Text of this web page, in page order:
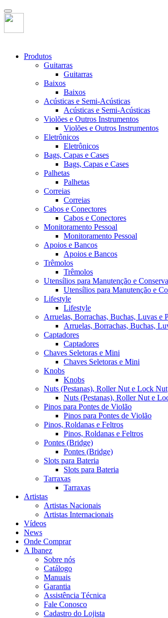
Produtos
Guitarras
Guitarras
Baixos
Baixos
Acústicas e Semi-Acústicas
Acústicas e Semi-Acústicas
Violões e Outros Instrumentos
Violões e Outros Instrumentos
Eletrônicos
Eletrônicos
Bags, Capas e Cases
Bags, Capas e Cases
Palhetas
Palhetas
Correias
Correias
Cabos e Conectores
Cabos e Conectores
Monitoramento Pessoal
Monitoramento Pessoal
Apoios e Bancos
Apoios e Bancos
Trêmolos
Trêmolos
Utensílios para Manutenção e
Utensílios para Manutenção e
Lifestyle
Lifestyle
Arruelas, Borrachas, Buchas, Luvas e
Arruelas, Borrachas, Buchas,
Captadores
Captadores
Chaves Seletoras e Mini
Chaves Seletoras e Mini
Knobs
Knobs
Nuts (Pestanas), Roller Nut e Lock Nut
Nuts (Pestanas), Roller Nut e
Pinos para Pontes de Violão
Pinos para Pontes de Violão
Pinos, Roldanas e Feltros
Pinos, Roldanas e Feltros
Pontes (Bridge)
Pontes (Bridge)
Slots para Bateria
Slots para Bateria
Tarraxas
Tarraxas
Artistas
Artistas Nacionais
Artistas Internacionais
Vídeos
News
Onde Comprar
A Ibanez
Sobre nós
Catálogo
Manuais
Garantia
Assistência Técnica
Fale Conosco
Cadastro do Lojista